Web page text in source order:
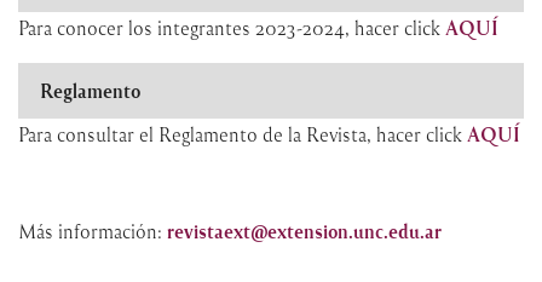
Para conocer los integrantes 2023-2024, hacer click AQUÍ
Reglamento
Para consultar el Reglamento de la Revista, hacer click AQUÍ
Más información: revistaext@extension.unc.edu.ar